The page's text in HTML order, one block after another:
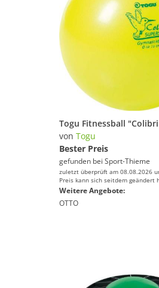
von Togu
Bester Preis
gefunden bei Sport-Thieme
zuletzt überprüft am 08.08.2026
Preis kann sich seitdem geändert
Weitere Angebote:
OTTO